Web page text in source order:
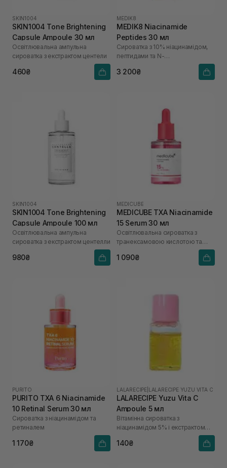
SKIN1004
SKIN1004 Tone Brightening
Capsule Ampoule 30 мл
Освітлювальна ампульна
сироватка з екстрактом центели
460₴
MEDIK8
MEDIK8 Niacinamide
Peptides 30 мл
Сироватка з 10% ніацинамідом,
пептидами та N-
3 200₴
SKIN1004
SKIN1004 Tone Brightening
Capsule Ampoule 100 мл
Освітлювальна ампульна
сироватка з екстрактом центелли
980₴
MEDICUBE
MEDICUBE TXA Niacinamide
15 Serum 30 мл
Освітлювальна сироватка з
транексамовою кислотою та
1 090₴
PURITO
PURITO TXA 6 Niacinamide
10 Retinal Serum 30 мл
Сироватка з ніацинамідом та
ретиналем
1 170₴
LALARECIPE LALARECIPE YUZU VITA C
LALARECIPE Yuzu Vita C
Ampoule 5 мл
Вітамінна сироватка з
ніацинамідом 5% і екстрактом
140₴